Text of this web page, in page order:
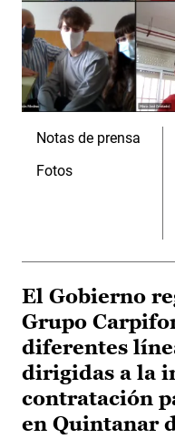
Notas de prensa
Fotos
El Gobierno
Grupo
diferentes
dirigidas a la
contratación
en Quintanar